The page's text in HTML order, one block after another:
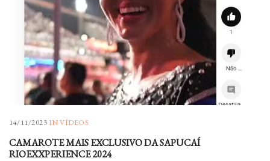
14/11/2023 INVÍDEOS
CAMAROTE MAIS EXCLUSIVO DA SAPUCAÍ
RIOEXXPERIENCE 2024